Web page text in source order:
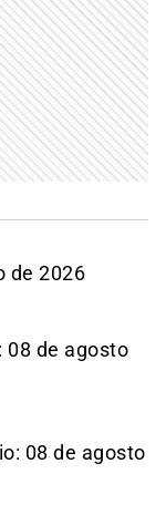
de 2026
08 de agosto
08 de agosto